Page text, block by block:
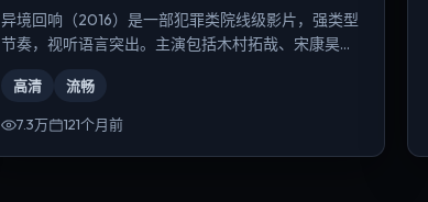
异境回响（2016）是一部犯罪类院线级影片，强类型
节奏，视听语言突出。主演包括木村拓哉、宋康昊、
高清 流畅
7.3万 121个月前